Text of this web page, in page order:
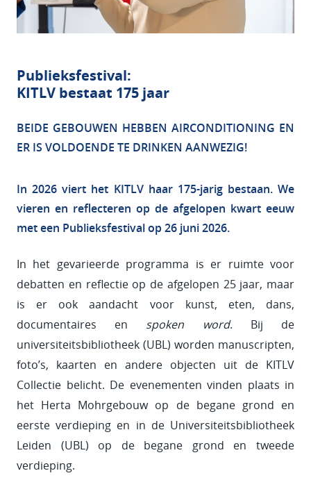
Publieksfestival:
KITLV bestaat 175 jaar
BEIDE GEBOUWEN HEBBEN AIRCONDITIONING EN
ER IS VOLDOENDE TE DRINKEN AANWEZIG!
In 2026 viert het KITLV haar 175-jarig bestaan. We
vieren en reflecteren op de afgelopen kwart eeuw
met een Publieksfestival op 26 juni 2026.
In het gevarieerde programma is er ruimte voor
debatten en reflectie op de afgelopen 25 jaar, maar
is er ook aandacht voor kunst, eten, dans,
documentaires en spoken word. Bij de
universiteitsbibliotheek (UBL) worden manuscripten,
foto’s, kaarten en andere objecten uit de KITLV
Collectie belicht. De evenementen vinden plaats in
het Herta Mohrgebouw op de begane grond en
eerste verdieping en in de Universiteitsbibliotheek
Leiden (UBL) op de begane grond en tweede
verdieping.